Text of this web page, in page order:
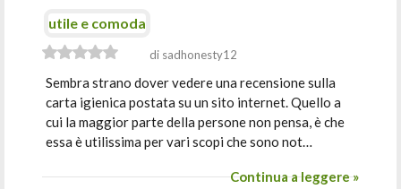
utile e comoda
di sadhonesty12
Sembra strano dover vedere una recensione sulla
carta igienica postata su un sito internet. Quello a
cui la maggior parte della persone non pensa, è che
essa è utilissima per vari scopi che sono not…
Continua a leggere »